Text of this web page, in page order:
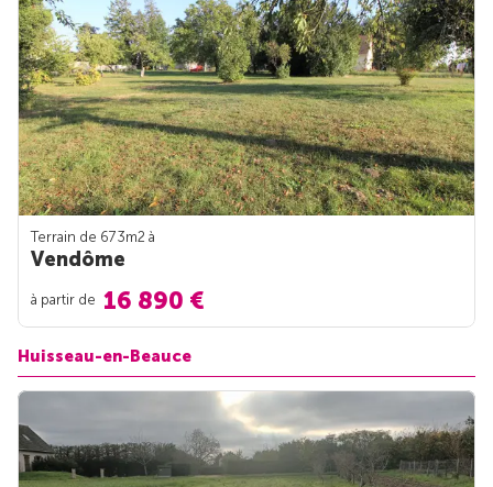
Terrain de 673m2 à
Vendôme
à partir de 16 890 €
Huisseau-en-Beauce